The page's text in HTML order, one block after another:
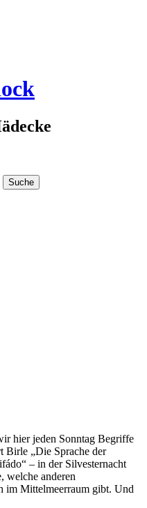
hier jeden Sonntag Begriffe
Birle „Die Sprache der
– in der Silvesternacht
welche anderen
im Mittelmeerraum gibt. Und